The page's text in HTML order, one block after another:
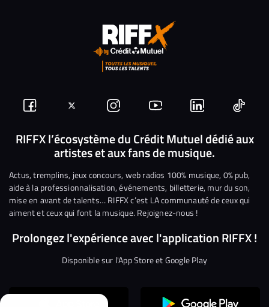
Suivez-
nous
Facebook
Suivez-
nous
sur
Twitter
Nous
rejoindre
sur
Instagram
Nous
rejoindre
sur
YouTube
Nous
rejoindre
sur
Linkedin
Nous
RIFFX l’écosystème du Crédit Mutuel dédié aux
artistes et aux fans de musique.
Actus, tremplins, jeux concours, web radios 100% musique, 0% pub,
aide à la professionnalisation, événements, billetterie, mur du son,
mise en avant de talents… RIFFX c’est LA communauté de ceux qui
aiment et ceux qui font la musique. Rejoignez-nous !
Prolongez l'expérience avec l'application RIFFX !
Disponible sur l'App Store et Google Play